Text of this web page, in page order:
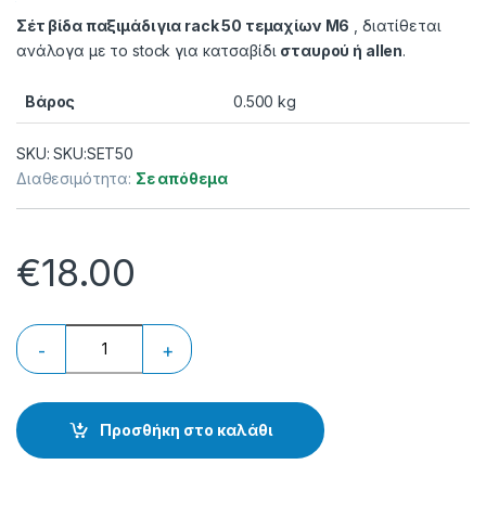
Σέτ βίδα παξιμάδι για rack 50 τεμαχίων Μ6 , διατίθεται
ανάλογα με το stock για κατσαβίδι σταυρού ή allen.
Βάρος 0.500 kg
SKU: SKU:SET50
Διαθεσιμότητα: Σε απόθεμα
€18.00
Προσθήκη στο καλάθι